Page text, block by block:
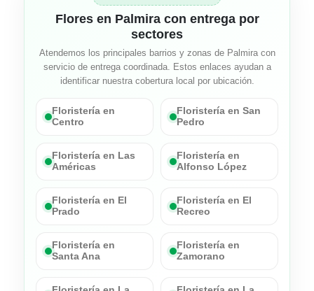
Flores en Palmira con entrega por
sectores
Atendemos los principales barrios y zonas de Palmira con
servicio de entrega coordinada. Estos enlaces ayudan a
identificar nuestra cobertura local por ubicación.
Floristería en
Centro
Floristería en San
Pedro
Floristería en Las
Américas
Floristería en
Alfonso López
Floristería en El
Prado
Floristería en El
Recreo
Floristería en
Santa Ana
Floristería en
Zamorano